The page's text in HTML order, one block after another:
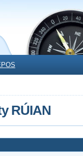
RÚIAN